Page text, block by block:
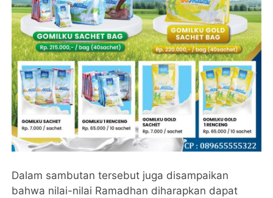
Dalam sambutan tersebut juga disampaikan
bahwa nilai-nilai Ramadhan diharapkan dapat